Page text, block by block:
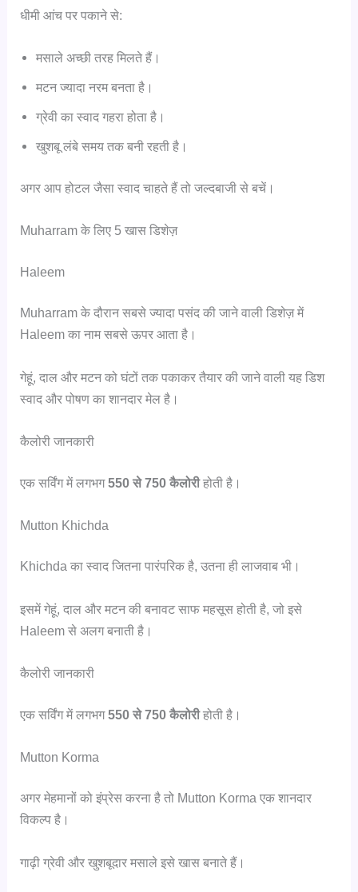
धीमी आंच पर पकाने से:
मसाले अच्छी तरह मिलते हैं।
मटन ज्यादा नरम बनता है।
ग्रेवी का स्वाद गहरा होता है।
खुशबू लंबे समय तक बनी रहती है।
अगर आप होटल जैसा स्वाद चाहते हैं तो जल्दबाजी से बचें।
Muharram के लिए 5 खास डिशेज़
Haleem
Muharram के दौरान सबसे ज्यादा पसंद की जाने वाली डिशेज़ में
Haleem का नाम सबसे ऊपर आता है।
गेहूं, दाल और मटन को घंटों तक पकाकर तैयार की जाने वाली यह डिश
स्वाद और पोषण का शानदार मेल है।
कैलोरी जानकारी
एक सर्विंग में लगभग550 से 750 कैलोरीहोती है।
Mutton Khichda
Khichda का स्वाद जितना पारंपरिक है, उतना ही लाजवाब भी।
इसमें गेहूं, दाल और मटन की बनावट साफ महसूस होती है, जो इसे
Haleem से अलग बनाती है।
कैलोरी जानकारी
एक सर्विंग में लगभग550 से 750 कैलोरीहोती है।
Mutton Korma
अगर मेहमानों को इंप्रेस करना है तो Mutton Korma एक शानदार
विकल्प है।
गाढ़ी ग्रेवी और खुशबूदार मसाले इसे खास बनाते हैं।